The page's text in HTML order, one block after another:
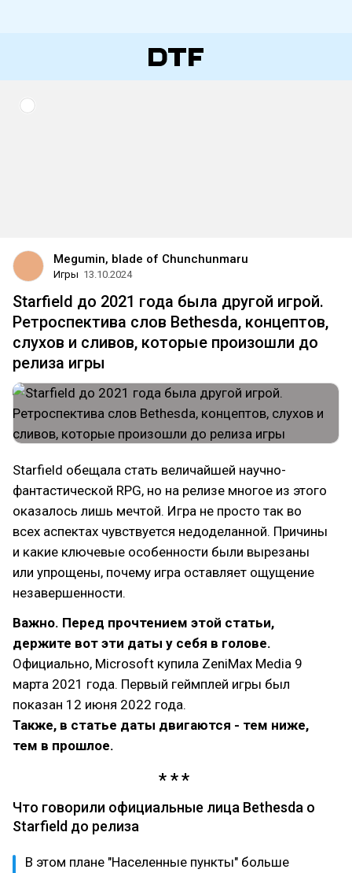
Megumin, blade of Chunchunmaru
Игры 13.10.2024
Starfield до 2021 года была другой игрой.
Ретроспектива слов Bethesda, концептов,
слухов и сливов, которые произошли до
релиза игры
Starfield обещала стать величайшей научно-
фантастической RPG, но на релизе многое из этого
оказалось лишь мечтой. Игра не просто так во
всех аспектах чувствуется недоделанной. Причины
и какие ключевые особенности были вырезаны
или упрощены, почему игра оставляет ощущение
незавершенности.
Важно. Перед прочтением этой статьи,
держите вот эти даты у себя в голове.
Официально, Microsoft купила ZeniMax Media 9
марта 2021 года. Первый геймплей игры был
показан 12 июня 2022 года.
Также, в статье даты двигаются - тем ниже,
тем в прошлое.
Что говорили официальные лица Bethesda о
Starfield до релиза
В этом плане "Населенные пункты" больше